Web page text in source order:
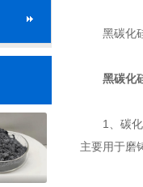
黑碳化硅
黑碳化硅
1、碳化硅
主要用于磨